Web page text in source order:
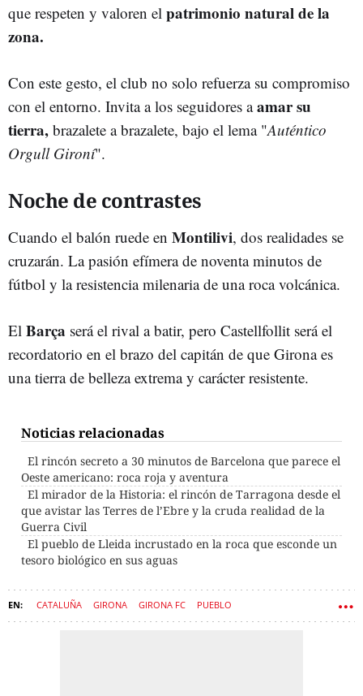
que respeten y valoren el patrimonio natural de la
zona.
Con este gesto, el club no solo refuerza su compromiso
con el entorno. Invita a los seguidores aamar su
tierra, brazalete a brazalete, bajo el lema "Auténtico
Orgull Gironí".
Noche de contrastes
Cuando el balón ruede en Montilivi, dos realidades se
cruzarán. La pasión efímera de noventa minutos de
fútbol y la resistencia milenaria de una roca volcánica.
El Barça será el rival a batir, pero Castellfollit será el
recordatorio en el brazo del capitán de que Girona es
una tierra de belleza extrema y carácter resistente.
Noticias relacionadas
El rincón secreto a 30 minutos de Barcelona que parece el
Oeste americano: roca roja y aventura
El mirador de la Historia: el rincón de Tarragona desde el
que avistar las Terres de l’Ebre y la cruda realidad de la
Guerra Civil
El pueblo de Lleida incrustado en la roca que esconde un
tesoro biológico en sus aguas
CATALUÑA GIRONA GIRONA FC PUEBLO